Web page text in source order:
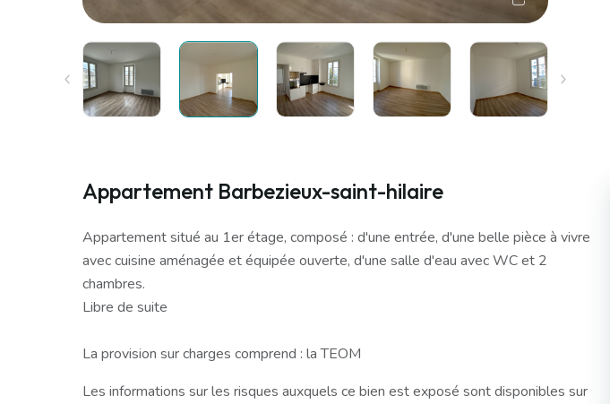
Appartement Barbezieux-saint-hilaire
Appartement situé au 1er étage, composé : d'une entrée, d'une belle pièce à vivre
avec cuisine aménagée et équipée ouverte, d'une salle d'eau avec WC et 2
chambres.
Libre de suite
La provision sur charges comprend : la TEOM
Les informations sur les risques auxquels ce bien est exposé sont disponibles sur